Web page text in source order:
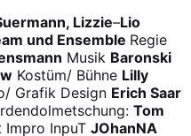
Lizzie–Lio
und Ensemble Regie
Musik Baronski
Kostüm/ Bühne Lilly
Grafik Design Erich Saar
Tom
Impro InpuT JOhanNA